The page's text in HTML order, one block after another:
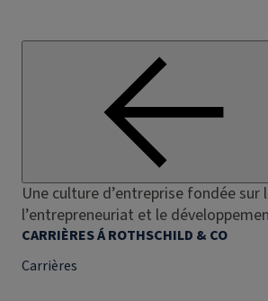
Une culture d’entreprise fondée
l’entrepreneuriat et le
CARRIÈRES Á ROTHSCHILD & CO
Carrières